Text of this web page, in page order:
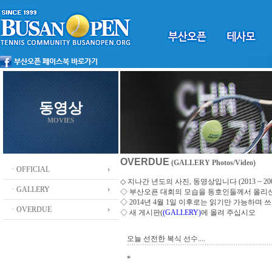
동영상
MOVIES
ㆍOFFICIAL
ㆍGALLERY
ㆍOVERDUE
OVERDUE (GALLERY Photos/Video)
◇ 지나간 년도의 사진, 동영상입니다 (2013 ~
◇ 부산오픈 대회의 모습을 동호인들께서 올리
◇ 2014년 4월 1일 이후로는 읽기만 가능하며
◇ 새 게시판((GALLERY)에 올려 주십시오
오늘 선전한 복식 선수....
*